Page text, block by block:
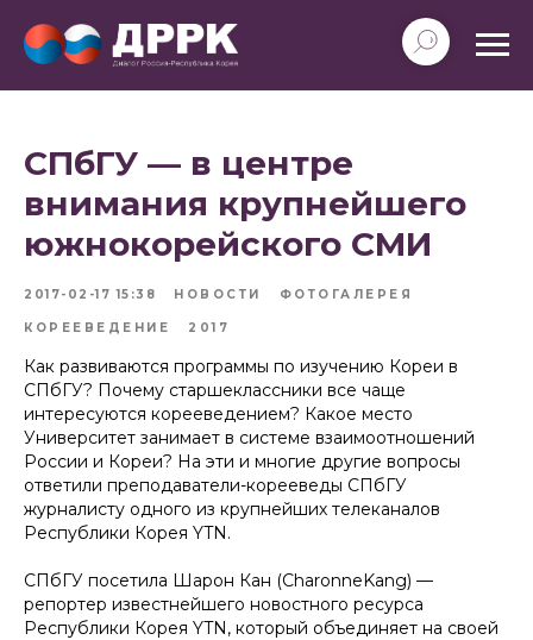
СПбГУ — в центре
внимания крупнейшего
южнокорейского СМИ
2017-02-17 15:38 НОВОСТИ ФОТОГАЛЕРЕЯ
КОРЕЕВЕДЕНИЕ 2017
Как развиваются программы по изучению Кореи в
СПбГУ? Почему старшеклассники все чаще
интересуются корееведением? Какое место
Университет занимает в системе взаимоотношений
России и Кореи? На эти и многие другие вопросы
ответили преподаватели-корееведы СПбГУ
журналисту одного из крупнейших телеканалов
Республики Корея YTN.
СПбГУ посетила Шарон Кан (CharonneKang) —
репортер известнейшего новостного ресурса
Республики Корея YTN, который объединяет на своей